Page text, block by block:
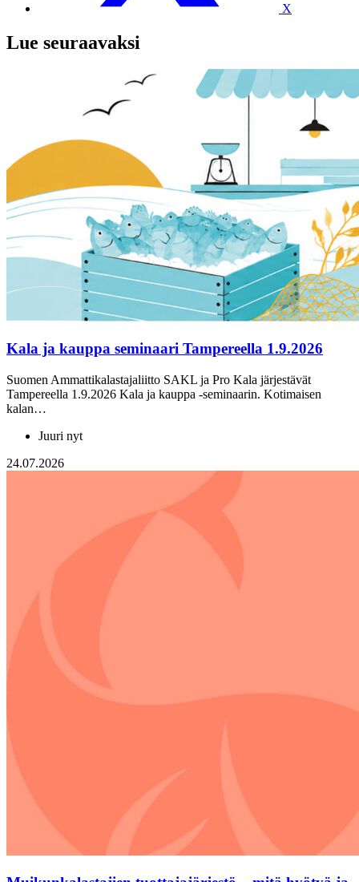
X
Lue seuraavaksi
Kala ja kauppa seminaari Tampereella 1.9.2026
Suomen Ammattikalastajaliitto SAKL ja Pro Kala järjestävät
Tampereella 1.9.2026 Kala ja kauppa -seminaarin. Kotimaisen
kalan…
Juuri nyt
24.07.2026